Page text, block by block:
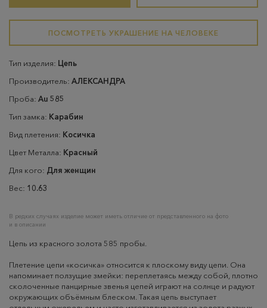
ПОСМОТРЕТЬ УКРАШЕНИЕ НА ЧЕЛОВЕКЕ
Тип изделия: Цепь
Производитель: АЛЕКСАНДРА
Проба: Au 585
Тип замка: Карабин
Вид плетения: Косичка
Цвет Металла: Красный
Для кого: Для женщин
Вес: 10.63
В редких случаях изделие может иметь отличие от представленного на фото
и в описании
Цепь из красного золота 585 пробы.
Плетение цепи «косичка» относится к плоскому виду цепи. Она
напоминает ползущие змейки: переплетаясь между собой, плотно
сколоченные панцирные звенья цепей играют на солнце и радуют
окружающих объёмным блеском. Такая цепь выступает